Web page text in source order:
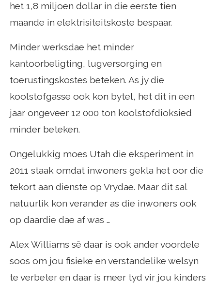
het 1,8 miljoen dollar in die eerste tien
maande in elektrisiteitskoste bespaar.
Minder werksdae het minder
kantoorbeligting, lugversorging en
toerustingskostes beteken. As jy die
koolstofgasse ook kon bytel, het dit in een
jaar ongeveer 12 000 ton koolstofdioksied
minder beteken.
Ongelukkig moes Utah die eksperiment in
2011 staak omdat inwoners gekla het oor die
tekort aan dienste op Vrydae. Maar dit sal
natuurlik kon verander as die inwoners ook
op daardie dae af was …
Alex Williams sê daar is ook ander voordele
soos om jou fisieke en verstandelike welsyn
te verbeter en daar is meer tyd vir jou kinders